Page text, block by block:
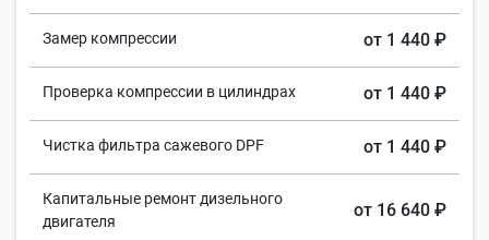
Замер компрессии от 1 440 ₽
Проверка компрессии в цилиндрах от 1 440 ₽
Чистка фильтра сажевого DPF от 1 440 ₽
Капитальные ремонт дизельного
двигателя
от 16 640 ₽